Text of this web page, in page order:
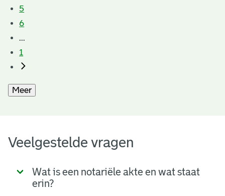
5
6
...
1
Meer
Veelgestelde vragen
Wat is een notariële akte en wat staat
erin?